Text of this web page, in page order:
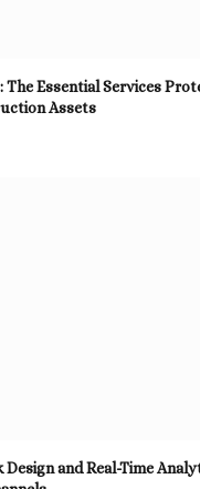
The Essential Services
Assets
and Real-Time